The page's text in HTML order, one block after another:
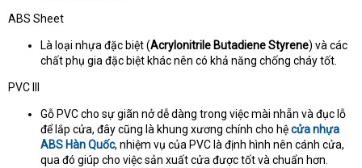
ABS Sheet
Là loại nhựa đặc biệt (Acrylonitrile Butadiene Styrene) và các
chất phụ gia đặc biệt khác nên có khả năng chống cháy tốt.
PVC III
Gỗ PVC cho sự giãn nở dễ dàng trong việc mài nhẵn và đục lỗ
để lắp cửa, đây cũng là khung xương chính cho hệcửa nhựa
ABS Hàn Quốc, nhiệm vụ của PVC là định hình nên cánh cửa,
qua đó giúp cho việc sản xuất cửa được tốt và chuẩn hơn.